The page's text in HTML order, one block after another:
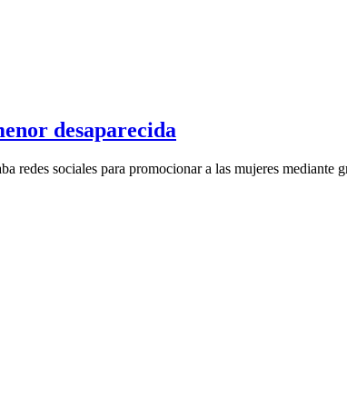
desaparecida
sociales para promocionar a las mujeres mediante